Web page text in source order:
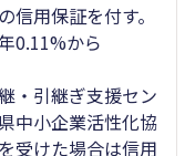
信用保証を付す。
0.11%から
・引継ぎ支援セン
中小企業活性化協
受けた場合は信用